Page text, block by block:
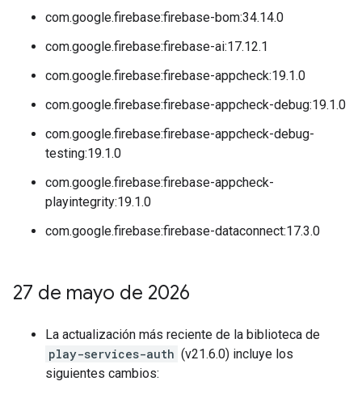
com.google.firebase:firebase-bom:34.14.0
com.google.firebase:firebase-ai:17.12.1
com.google.firebase:firebase-appcheck:19.1.0
com.google.firebase:firebase-appcheck-debug:19.1.0
com.google.firebase:firebase-appcheck-debug-
testing:19.1.0
com.google.firebase:firebase-appcheck-
playintegrity:19.1.0
com.google.firebase:firebase-dataconnect:17.3.0
27 de mayo de 2026
La actualización más reciente de la biblioteca de
play-services-auth (v21.6.0) incluye los
siguientes cambios: